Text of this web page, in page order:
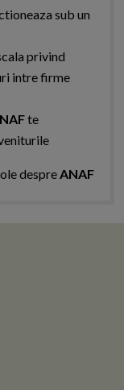
sub un
privind
intre firme
te
despreANAF